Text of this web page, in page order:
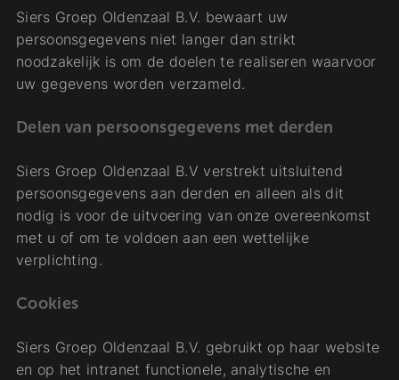
Siers Groep Oldenzaal B.V. bewaart uw
persoonsgegevens niet langer dan strikt
noodzakelijk is om de doelen te realiseren waarvoor
uw gegevens worden verzameld.
Delen van persoonsgegevens met derden
Siers Groep Oldenzaal B.V verstrekt uitsluitend
persoonsgegevens aan derden en alleen als dit
nodig is voor de uitvoering van onze overeenkomst
met u of om te voldoen aan een wettelijke
verplichting.
Cookies
Siers Groep Oldenzaal B.V. gebruikt op haar website
en op het intranet functionele, analytische en